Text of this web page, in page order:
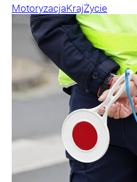
MotoryzacjaKrajŻycie